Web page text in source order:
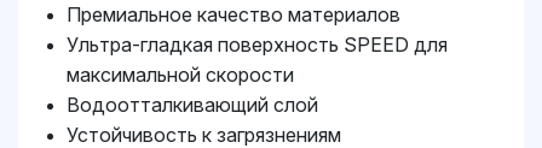
Премиальное качество материалов
Ультра-гладкая поверхность SPEED для
максимальной скорости
Водоотталкивающий слой
Устойчивость к загрязнениям